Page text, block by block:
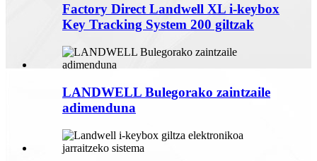
Factory Direct Landwell XL i-keybox
Key Tracking System 200 giltzak
LANDWELL Bulegorako zaintzaile
adimenduna